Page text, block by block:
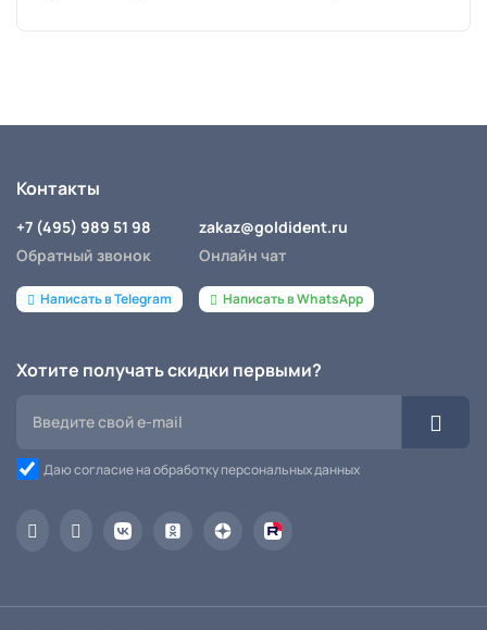
Контакты
+7 (495) 989 51 98
Обратный звонок
Написать в Telegram
zakaz@goldident.ru
Онлайн чат
Написать в WhatsApp
Хотите получать скидки первыми?
Даю согласие на обработку персональных данных